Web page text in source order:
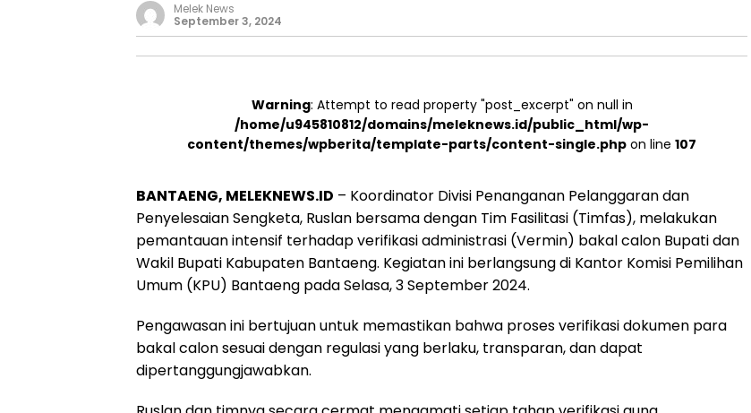
Melek News
September 3, 2024
Warning: Attempt to read property "post_excerpt" on null in
/home/u945810812/domains/meleknews.id/public_html/wp-
content/themes/wpberita/template-parts/content-single.php on line107
BANTAENG, MELEKNEWS.ID – Koordinator Divisi Penanganan Pelanggaran dan
Penyelesaian Sengketa, Ruslan bersama dengan Tim Fasilitasi (Timfas), melakukan
pemantauan intensif terhadap verifikasi administrasi (Vermin) bakal calon Bupati dan
Wakil Bupati Kabupaten Bantaeng. Kegiatan ini berlangsung di Kantor Komisi Pemilihan
Umum (KPU) Bantaeng pada Selasa, 3 September 2024.
Pengawasan ini bertujuan untuk memastikan bahwa proses verifikasi dokumen para
bakal calon sesuai dengan regulasi yang berlaku, transparan, dan dapat
dipertanggungjawabkan.